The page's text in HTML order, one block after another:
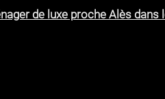
de luxe proche Alès dans